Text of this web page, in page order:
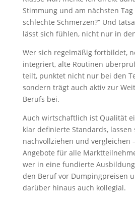
Stimmung und am nächsten
schlechte Schmerzen?“ Und
lässt sich fühlen, nicht nur in
Wer sich regelmäßig fortbildet,
integriert, alte Routinen
teilt, punktet nicht nur bei den
sondern trägt auch aktiv zur
Berufs bei.
Auch wirtschaftlich ist Qualität
klar definierte Standards, lassen
nachvollziehen und vergleichen
Angebote für alle
wer in eine fundierte
den Beruf vor Dumpingpreisen
darüber hinaus auch kollegial.